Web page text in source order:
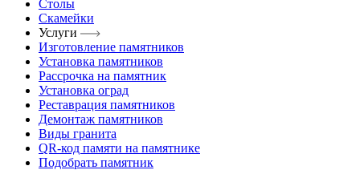
Столы
Скамейки
Услуги
Изготовление памятников
Установка памятников
Рассрочка на памятник
Установка оград
Реставрация памятников
Демонтаж памятников
Виды гранита
QR-код памяти на памятнике
Подобрать памятник